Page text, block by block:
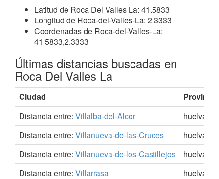
Latitud de Roca Del Valles La: 41.5833
Longitud de Roca-del-Valles-La: 2.3333
Coordenadas de Roca-del-Valles-La:
41.5833,2.3333
Últimas distancias buscadas en
Roca Del Valles La
Ciudad
Provincia
Distancia entre: Villalba-del-Alcor
huelva
Distancia entre: Villanueva-de-las-Cruces
huelva
Distancia entre: Villanueva-de-los-Castillejos
huelva
Distancia entre: Villarrasa
huelva